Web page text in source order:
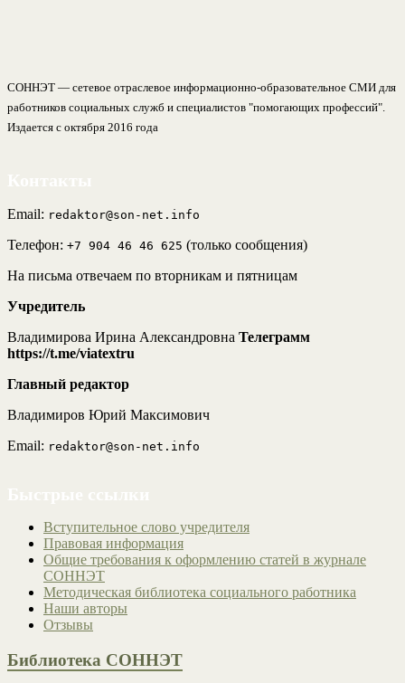
СОННЭТ — сетевое отраслевое информационно-образовательное СМИ для
работников социальных служб и специалистов "помогающих профессий".
Издается с октября 2016 года
Email: redaktor@son-net.info
Телефон: +7 904 46 46 625 (только сообщения)
На письма отвечаем по вторникам и пятницам
Учредитель
Владимирова Ирина Александровна Телеграмм
https://t.me/viatextru
Главный редактор
Владимиров Юрий Максимович
Email: redaktor@son-net.info
Вступительное слово учредителя
Правовая информация
Общие требования к оформлению статей в журнале
СОННЭТ
Методическая библиотека социального работника
Наши авторы
Отзывы
Библиотека СОННЭТ